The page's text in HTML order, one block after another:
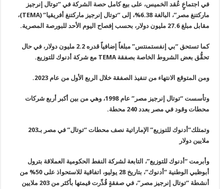
في اجتماعٍ عُقد الخميس، على بيع كامل حصة الشركة في “توتال إنرجيز
ماركتنغ مصر”، البالغة 6.38%، إلى “توتال إنرجيز ماركتنغ أفريقيا
” (TEMA)
،
مقابل مبلغ 27.6 مليون دولار، بحسب إفصاح اليوم الأحد للبورصة المصرية
.
كما تستحق “بي إنفستمنتس” مبلغاً إضافياً قدره 2.2 مليون دولار، في حال
تحقُّق بعض الشروط الخاصة بصفقة TEMA مع شركة أدنوك للتوزيع.
ومن المتوقع الانتهاء من تنفيذ الصفقة خلال الربع الأول من عام 2023 .
وتأسست “توتال إنرجيز مصر” عام 1998، وهي من بين أكبر أربع شركات
محطات وقود في مصر بعدد 240 محطة
.
وتمتلك”أدنوك للتوزيع” الإماراتية نصف محطات “توتال” في مصر بـ203
ملايين دولار
وأبرمت “أدنوك للتوزيع”، التابعة لشركة النفط الحكومية العملاقة بترول
أبوظبي الوطنية “أدنوك”، بتاريخ 28 يوليو، اتفاقية للاستحواذ على 50% من
أنشطة “توتال إنرجيز مصر”، في صفقةٍ قُدِّرت قيمتها بأكثر من 203 ملايين